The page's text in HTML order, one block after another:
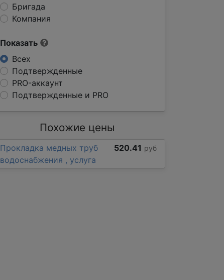
Бригада
Компания
Показать
Всех
Подтвержденные
PRO-аккаунт
Подтвержденные и PRO
Похожие цены
Прокладка медных труб
водоснабжения , услуга
520.41 руб